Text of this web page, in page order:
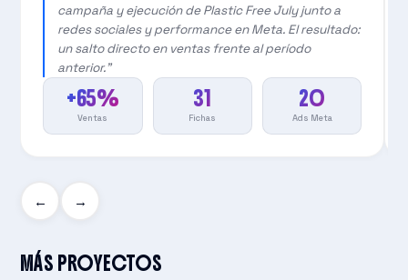
campaña y ejecución de Plastic Free July junto a
redes sociales y performance en Meta. El resultado:
un salto directo en ventas frente al período
anterior."
+65%
Ventas
31
Fichas
20
Ads Meta
← →
MÁS PROYECTOS